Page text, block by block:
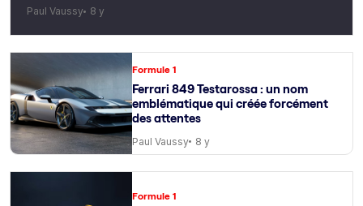
Paul Vaussy 8 y
Formule 1
Ferrari 849 Testarossa : un nom
emblématique qui créée forcément
des attentes
Paul Vaussy 8 y
Formule 1